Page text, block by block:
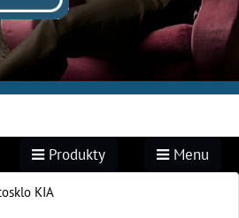
Produkty Menu
KIA